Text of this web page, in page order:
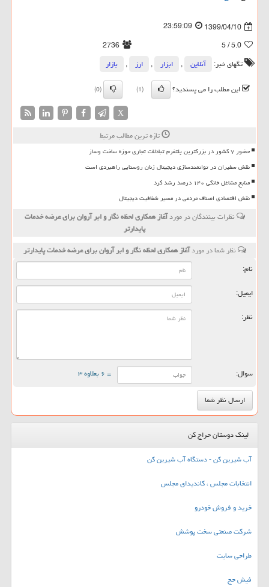
1399/04/10
23:59:09
5.0
/ 5
2736
تگهای خبر:
آنلاین , ابزار , ارز ,
بازار
این مطلب را می پسندید؟
(1)
(0)
X
تازه ترین مطالب مرتبط
حضور ۷ کشور در بزرگترین پلتفرم تبادلات تجاری حوزه ساخت وساز
نقش سفیران در توانمندسازی دیجیتال زنان روستایی راهبردی است
منابع مشاغل خانگی ۱۴۰ درصد رشد کرد
نقش اقتصادی اصناف مردمی در مسیر شفافیت دیجیتال
نظرات بینندگان در موردآغاز همكاری لحظه نگار و ابر آروان برای عرضه خدمات
پایدارتر
نظر شما در موردآغاز همكاری لحظه نگار و ابر آروان برای عرضه خدمات پایدارتر
نام:
ایمیل:
نظر:
سوال: = ۶ بعلاوه ۳
لینک دوستان حراج کن
آب شیرین کن - دستگاه آب شیرین کن
انتخابات مجلس ، کاندیدای مجلس
خرید و فروش خودرو
شرکت صنعتی سخت پوشش
طراحی سایت
فیش حج